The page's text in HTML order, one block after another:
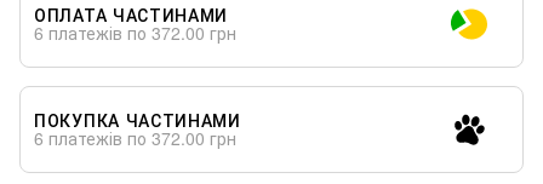
ОПЛАТА ЧАСТИНАМИ
6 платежів по 372.00 грн
ПОКУПКА ЧАСТИНАМИ
6 платежів по 372.00 грн